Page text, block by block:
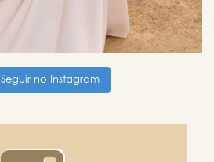
Seguir no Instagram